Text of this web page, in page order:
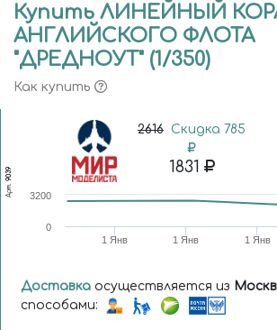
Купить ЛИНЕЙНЫЙ
АНГЛИЙСКОГО ФЛОТА
"ДРЕДНОУТ" (1/350)
Как купить
Арт.
9039
2616 Скидка 785
1831
1 Янв 1 Янв 1 Янв
0
3200
Доставка осуществляется из
способами: